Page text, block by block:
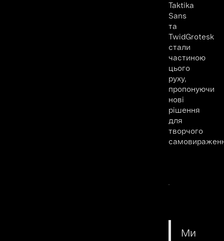
Taktika
Sans
та
TwidGrotesk
стали
частиною
цього
руху,
пропонуючи
нові
рішення
для
творчого
Ми